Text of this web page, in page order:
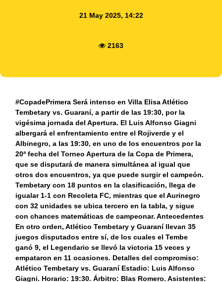
21 May 2025, 14:22
2163
#CopadePrimera Será intenso en Villa Elisa Atlético
Tembetary vs. Guaraní, a partir de las 19:30, por la
vigésima jornada del Apertura. El Luis Alfonso Giagni
albergará el enfrentamiento entre el Rojiverde y el
Albinegro, a las 19:30, en uno de los encuentros por la
20ª fecha del Torneo Apertura de la Copa de Primera,
que se disputará de manera simultánea al igual que
otros dos encuentros, ya que puede surgir el campeón.
Tembetary con 18 puntos en la clasificación, llega de
igualar 1-1 con Recoleta FC, mientras que el Aurinegro
con 32 unidades se ubica tercero en la tabla, y sigue
con chances matemáticas de campeonar. Antecedentes
En otro orden, Atlético Tembetary y Guaraní llevan 35
juegos disputados entre sí, de los cuales el Tembe
ganó 9, el Legendario se llevó la victoria 15 veces y
empataron en 11 ocasiones. Detalles del compromiso:
Atlético Tembetary vs. Guaraní Estadio: Luis Alfonso
Giagni. Horario: 19:30. Árbitro: Blas Romero. Asistentes: